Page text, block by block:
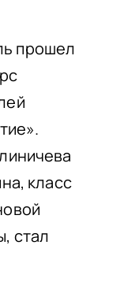
прошел
класс
стал